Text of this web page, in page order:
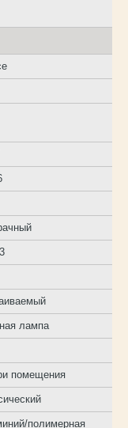
лампа
помещения
полимерная